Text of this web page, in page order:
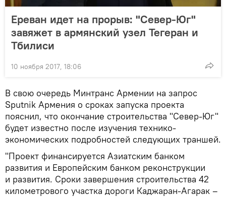
Ереван идет на прорыв: "Север-Юг"
завяжет в армянский узел Тегеран и
Тбилиси
10 ноября 2017, 18:06
В свою очередь Минтранс Армении на запрос
Sputnik Армения о сроках запуска проекта
пояснил, что окончание строительства "Север-Юг"
будет известно после изучения технико-
экономических подробностей следующих траншей.
"Проект финансируется Азиатским банком
развития и Европейским банком реконструкции
и развития. Сроки завершения строительства 42
километрового участка дороги Каджаран-Агарак –